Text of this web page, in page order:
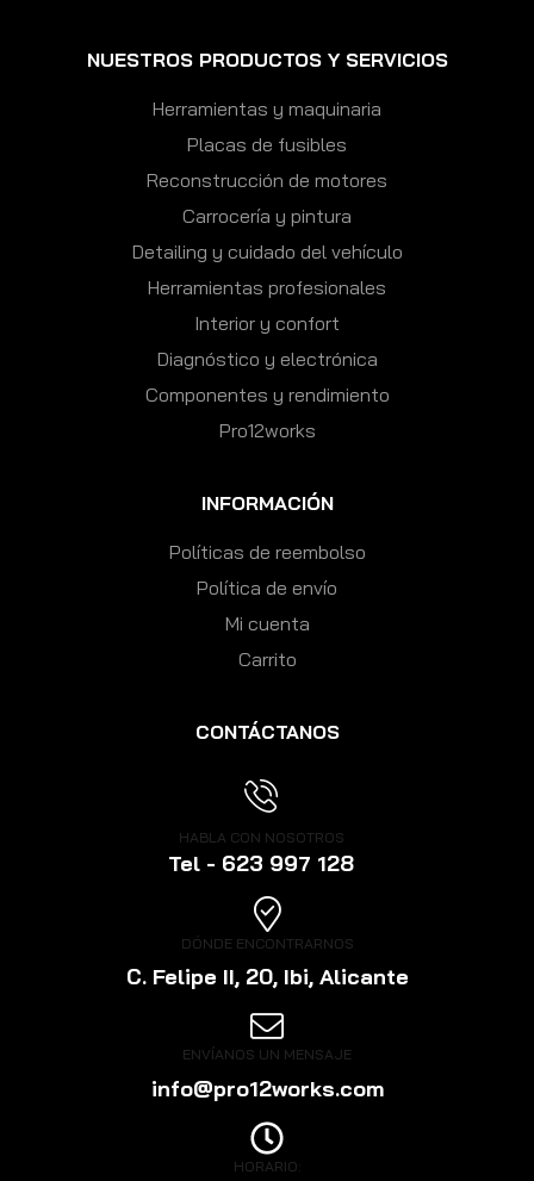
NUESTROS PRODUCTOS Y SERVICIOS
Herramientas y maquinaria
Placas de fusibles
Reconstrucción de motores
Carrocería y pintura
Detailing y cuidado del vehículo
Herramientas profesionales
Interior y confort
Diagnóstico y electrónica
Componentes y rendimiento
Pro12works
INFORMACIÓN
Políticas de reembolso
Política de envío
Mi cuenta
Carrito
CONTÁCTANOS
HABLA CON NOSOTROS
Tel - 623 997 128
DÓNDE ENCONTRARNOS
C. Felipe II, 20, Ibi, Alicante
ENVÍANOS UN MENSAJE
info@pro12works.com
HORARIO: